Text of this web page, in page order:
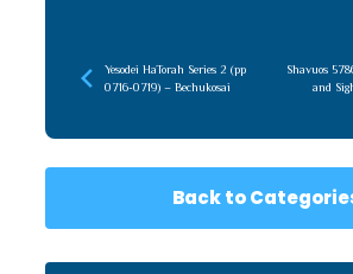
Yesodei HaTorah Series 2 (pp
0716-0719) – Bechukosai
Shavuos
and
Back to